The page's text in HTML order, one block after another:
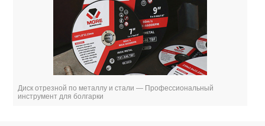
Диск отрезной по металлу и стали — Профессиональный
инструмент для болгарки